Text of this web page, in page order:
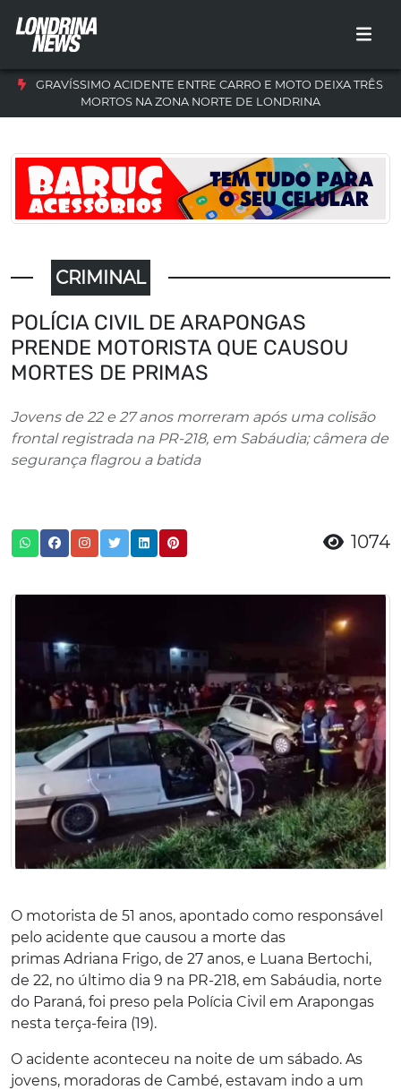
GRAVÍSSIMO ACIDENTE ENTRE CARRO E MOTO DEIXA TRÊS
MORTOS NA ZONA NORTE DE LONDRINA
CRIMINAL
POLÍCIA CIVIL DE ARAPONGAS
PRENDE MOTORISTA QUE CAUSOU
MORTES DE PRIMAS
Jovens de 22 e 27 anos morreram após uma colisão
frontal registrada na PR-218, em Sabáudia; câmera de
segurança flagrou a batida
1074
O motorista de 51 anos, apontado como responsável
pelo acidente que causou a morte das
primas Adriana Frigo, de 27 anos, e Luana Bertochi,
de 22, no último dia 9 na PR-218, em Sabáudia, norte
do Paraná, foi preso pela Polícia Civil em Arapongas
nesta terça-feira (19).
O acidente aconteceu na noite de um sábado. As
jovens, moradoras de Cambé, estavam indo a um